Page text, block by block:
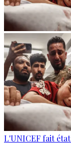
L'UNICEF fait